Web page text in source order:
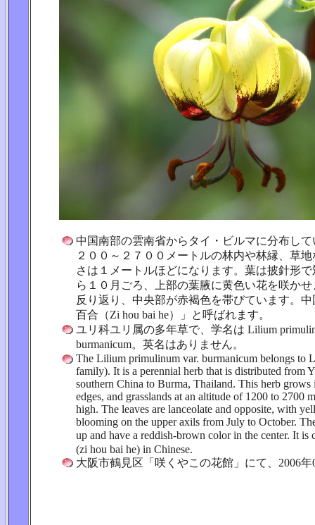
中国南部の雲南省からタイ・ビルマに分布し
２００～２７００メートルの林内や林縁、草
さは１メートルほどになります。葉は披針形
ら１０月ごろ、上部の葉腋に黄色い花を咲か
反り返り、中央部が赤褐色を帯びています。
百合（Zi hou bai he）」と呼ばれます。
ユリ科ユリ属の多年草で、学名は Lilium
burmanicum。英名はありません。
The Lilium primulinum var. burmanicum belongs to
family). It is a perennial herb that is distributed from
southern China to Burma, Thailand. This herb grows
edges, and grasslands at an altitude of 1200 to 2700
high. The leaves are lanceolate and opposite, with
blooming on the upper axils from July to October.
up and have a reddish-brown color in the center. It
(zi hou bai he) in Chinese.
大阪市鶴見区「咲くやこの花館」にて、2006年